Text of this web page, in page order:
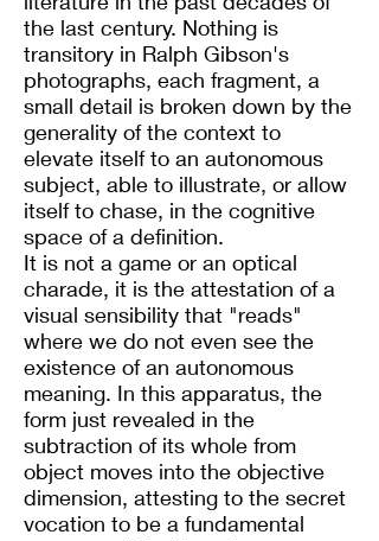
the last century. Nothing is
transitory in Ralph Gibson's
photographs, each fragment, a
small detail is broken down by the
generality of the context to
elevate itself to an autonomous
subject, able to illustrate, or allow
itself to chase, in the cognitive
space of a definition.
It is not a game or an optical
charade, it is the attestation of a
visual sensibility that "reads"
where we do not even see the
existence of an autonomous
meaning. In this apparatus, the
form just revealed in the
subtraction of its whole from
object moves into the objective
dimension, attesting to the secret
vocation to be a fundamental